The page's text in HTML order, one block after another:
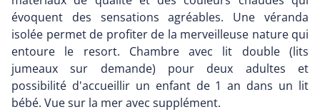
évoquent des sensations agréables. Une véranda
isolée permet de profiter de la merveilleuse nature qui
entoure le resort. Chambre avec lit double (lits
jumeaux sur demande) pour deux adultes et
possibilité d'accueillir un enfant de 1 an dans un lit
bébé. Vue sur la mer avec supplément.